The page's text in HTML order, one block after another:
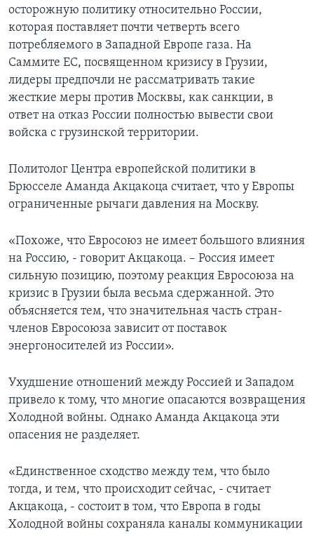
осторожную политику относительно России,
которая поставляет почти четверть всего
потребляемого в Западной Европе газа. На
Саммите ЕС, посвященном кризису в Грузии,
лидеры предпочли не рассматривать такие
жесткие меры против Москвы, как санкции, в
ответ на отказ России полностью вывести свои
войска с грузинской территории.
Политолог Центра европейской политики в
Брюсселе Аманда Акцакоца считает, что у Европы
ограниченные рычаги давления на Москву.
«Похоже, что Евросоюз не имеет большого влияния
на Россию, - говорит Акцакоца. – Россия имеет
сильную позицию, поэтому реакция Евросоюза на
кризис в Грузии была весьма сдержанной. Это
объясняется тем, что значительная часть стран-
членов Евросоюза зависит от поставок
энергоносителей из России».
Ухудшение отношений между Россией и Западом
привело к тому, что многие опасаются возвращения
Холодной войны. Однако Аманда Акцакоца эти
опасения не разделяет.
«Единственное сходство между тем, что было
тогда, и тем, что происходит сейчас, - считает
Акцакоца, - состоит в том, что Европа в годы
Холодной войны сохраняла каналы коммуникации